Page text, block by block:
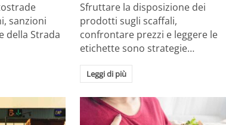
sanzioni
della Strada
Sfruttare la disposizione dei
prodotti sugli scaffali,
confrontare prezzi e leggere le
etichette sono strategie…
Leggi di più